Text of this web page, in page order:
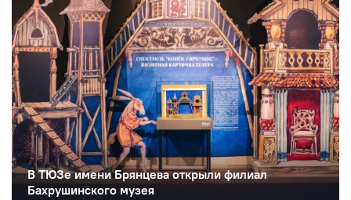
В ТЮЗе имени Брянцева открыли филиал
Бахрушинского музея